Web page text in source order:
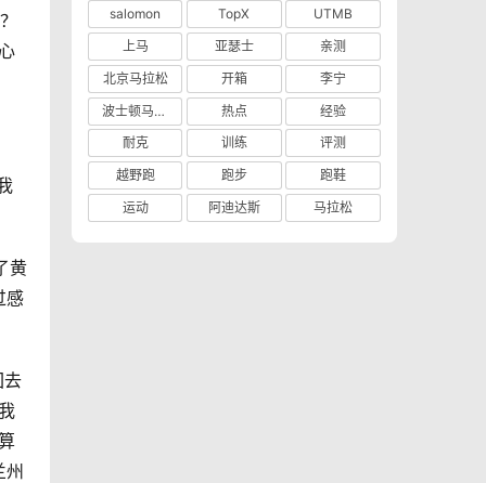
黄
感
去
salomon
TopX
UTMB
上马
亚瑟士
亲测
北京马拉松
开箱
李宁
波士顿马拉松
热点
经验
耐克
训练
评测
越野跑
跑步
跑鞋
运动
阿迪达斯 马拉松